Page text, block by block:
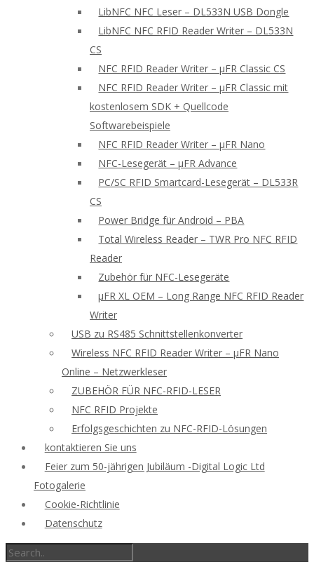
LibNFC NFC Leser – DL533N USB Dongle
LibNFC NFC RFID Reader Writer – DL533N
CS
NFC RFID Reader Writer – μFR Classic CS
NFC RFID Reader Writer – μFR Classic mit
kostenlosem SDK + Quellcode
Softwarebeispiele
NFC RFID Reader Writer – μFR Nano
NFC-Lesegerät – μFR Advance
PC/SC RFID Smartcard-Lesegerät – DL533R
CS
Power Bridge für Android – PBA
Total Wireless Reader – TWR Pro NFC RFID
Reader
Zubehör für NFC-Lesegeräte
μFR XL OEM – Long Range NFC RFID Reader
Writer
USB zu RS485 Schnittstellenkonverter
Wireless NFC RFID Reader Writer – μFR Nano
Online – Netzwerkleser
ZUBEHÖR FÜR NFC-RFID-LESER
NFC RFID Projekte
Erfolgsgeschichten zu NFC-RFID-Lösungen
kontaktieren Sie uns
Feier zum 50-jährigen Jubiläum -Digital Logic Ltd
Fotogalerie
Cookie-Richtlinie
Datenschutz